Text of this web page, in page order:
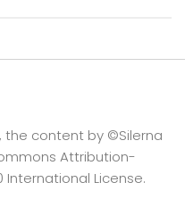
the content by ©Silerna
Attribution-
International License.